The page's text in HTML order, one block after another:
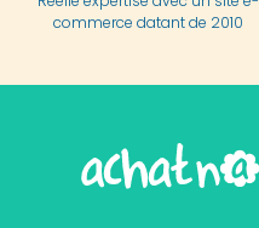
commerce datant de 2010